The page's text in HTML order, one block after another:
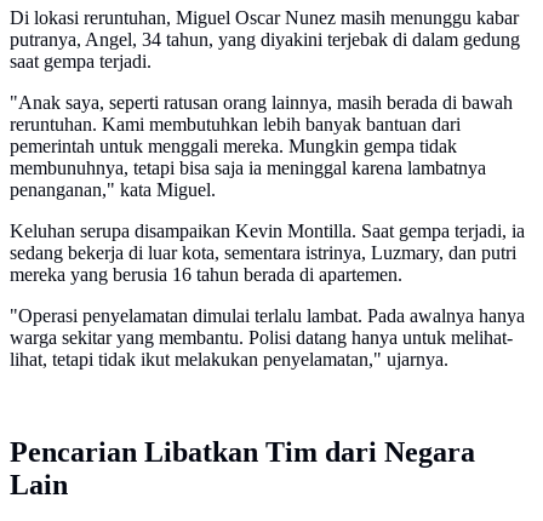
Di lokasi reruntuhan, Miguel Oscar Nunez masih menunggu kabar
putranya, Angel, 34 tahun, yang diyakini terjebak di dalam gedung
saat gempa terjadi.
"Anak saya, seperti ratusan orang lainnya, masih berada di bawah
reruntuhan. Kami membutuhkan lebih banyak bantuan dari
pemerintah untuk menggali mereka. Mungkin gempa tidak
membunuhnya, tetapi bisa saja ia meninggal karena lambatnya
penanganan," kata Miguel.
Keluhan serupa disampaikan Kevin Montilla. Saat gempa terjadi, ia
sedang bekerja di luar kota, sementara istrinya, Luzmary, dan putri
mereka yang berusia 16 tahun berada di apartemen.
"Operasi penyelamatan dimulai terlalu lambat. Pada awalnya hanya
warga sekitar yang membantu. Polisi datang hanya untuk melihat-
lihat, tetapi tidak ikut melakukan penyelamatan," ujarnya.
Pencarian Libatkan Tim dari Negara
Lain